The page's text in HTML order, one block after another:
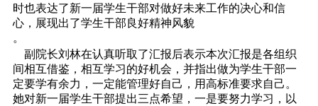
时也表达了新一届学生干部对做好未来工作的决心和信
心，展现出了学生干部良好精神风貌
。
副院长刘林在认真听取了汇报后表示本次汇报是各组织
间相互借鉴，相互学习的好机会，并指出做为学生干部一
定要学有余力，一定能管理好自己，用高标准要求自己。
她对新一届学生干部提出三点希望，一是要努力学习，以